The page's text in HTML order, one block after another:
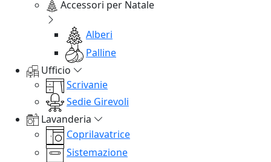
Accessori per Natale
Alberi
Palline
Ufficio
Scrivanie
Sedie Girevoli
Lavanderia
Coprilavatrice
Sistemazione